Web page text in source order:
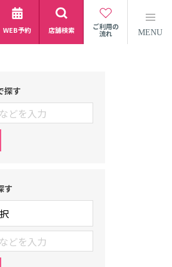
WEB予約 店舗検索 ご利用の
流れ MENU
探す
す